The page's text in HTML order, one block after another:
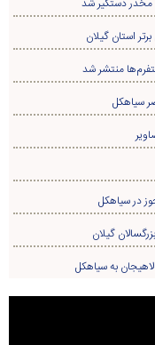
استان گیلان
منتشر شد
سیاهکل
گیلان
به سیاهکل